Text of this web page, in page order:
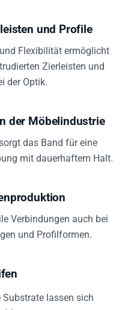
und Profile
Flexibilität ermöglicht
Zierleisten und
der Optik.
der Möbelindustrie
das Band für eine
mit dauerhaftem Halt.
Verbindungen auch bei
und Profilformen.
lassen sich